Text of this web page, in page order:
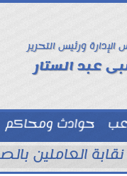
ورئيس التحرير
عبد الستار
حوادث ومحاكم
العاملين